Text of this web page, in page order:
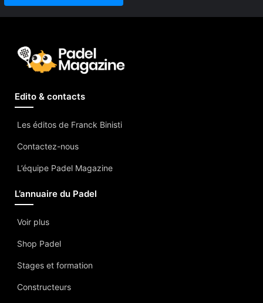
Edito & contacts
Les éditos de Franck Binisti
Contactez-nous
L’équipe Padel Magazine
L’annuaire du Padel
Voir plus
Shop Padel
Stages et formation
Constructeurs